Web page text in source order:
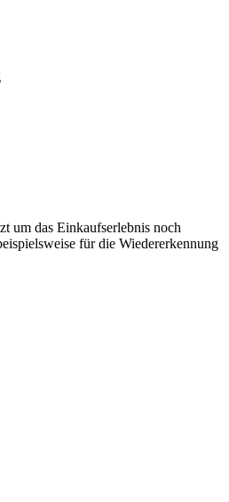
um das Einkaufserlebnis noch
für die Wiedererkennung